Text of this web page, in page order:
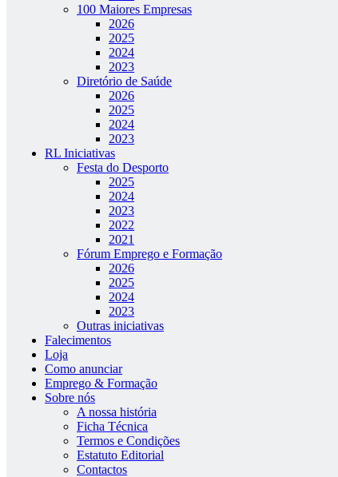
100 Maiores Empresas
2026
2025
2024
2023
Diretório de Saúde
2026
2025
2024
2023
RL Iniciativas
Festa do Desporto
2025
2024
2023
2022
2021
Fórum Emprego e Formação
2026
2025
2024
2023
Outras iniciativas
Falecimentos
Loja
Como anunciar
Emprego & Formação
Sobre nós
A nossa história
Ficha Técnica
Termos e Condições
Estatuto Editorial
Contactos